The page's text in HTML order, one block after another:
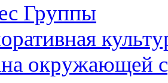
Группы
окружающей